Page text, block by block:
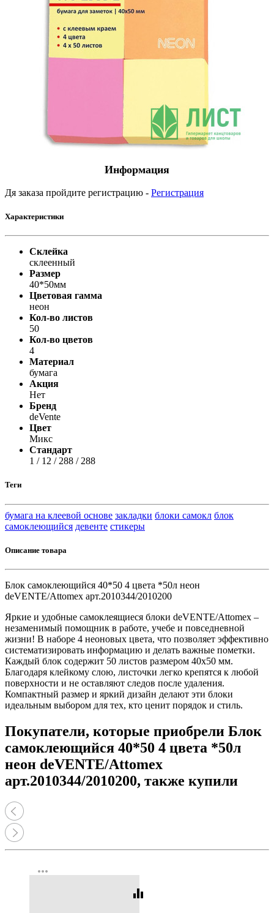
Информация
Дя заказа пройдите регистрацию - Регистрация
Характеристики
Склейка
склеенный
Размер
40*50мм
Цветовая гамма
неон
Кол-во листов
50
Кол-во цветов
4
Материал
бумага
Акция
Нет
Бренд
deVente
Цвет
Микс
Стандарт
1 / 12 / 288 / 288
Теги
бумага на клеевой основе закладки блоки самокл блок
самоклеющийся девенте стикеры
Описание товара
Блок самоклеющийся 40*50 4 цвета *50л неон
deVENTE/Attomex арт.2010344/2010200
Яркие и удобные самоклеящиеся блоки deVENTE/Attomex –
незаменимый помощник в работе, учебе и повседневной
жизни! В наборе 4 неоновых цвета, что позволяет эффективно
систематизировать информацию и делать важные пометки.
Каждый блок содержит 50 листов размером 40х50 мм.
Благодаря клейкому слою, листочки легко крепятся к любой
поверхности и не оставляют следов после удаления.
Компактный размер и яркий дизайн делают эти блоки
идеальным выбором для тех, кто ценит порядок и стиль.
Покупатели, которые приобрели Блок
самоклеющийся 40*50 4 цвета *50л
неон deVENTE/Attomex
арт.2010344/2010200, также купили
more_horiz
equalizer